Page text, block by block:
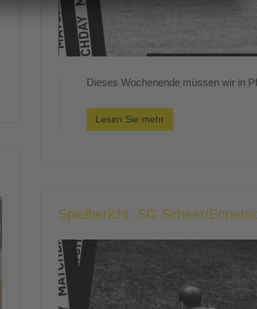
Dieses Wochenende müssen wir in
Lesen Sie mehr
Spielbericht: SG Scheer/